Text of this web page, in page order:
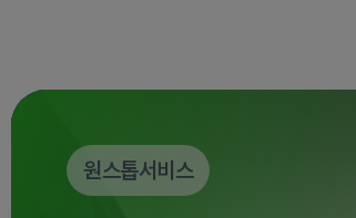
인스타그램이벤트